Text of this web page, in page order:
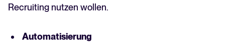
Recruiting nutzen wollen.
Automatisierung